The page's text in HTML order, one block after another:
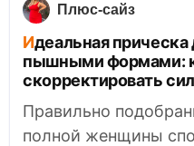
Плюс-сайз
Идеальная прическа для женщины с
пышными формами:
скорректировать
Правильно
полной женщины